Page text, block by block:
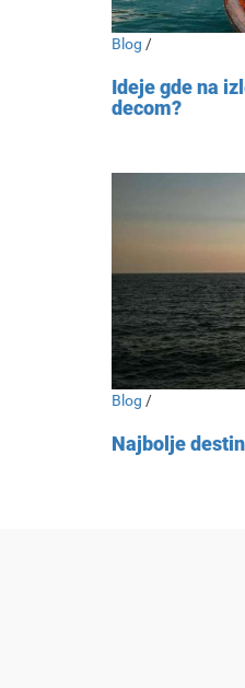
Blog /
Ideje gde na
decom?
Blog /
Najbolje